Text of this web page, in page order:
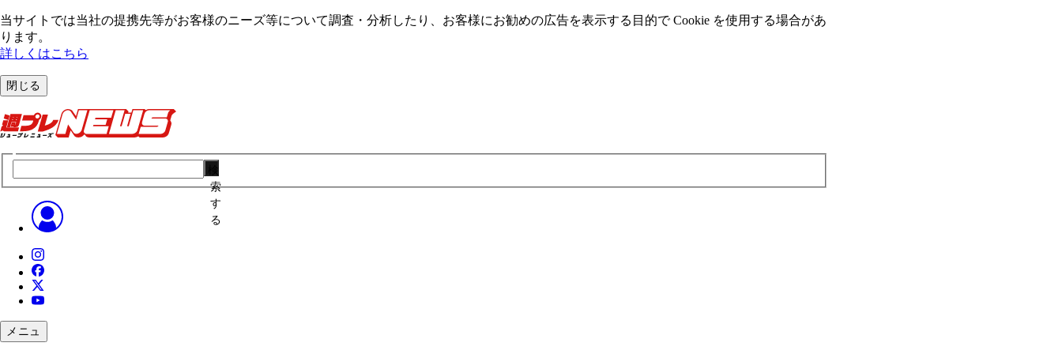
当サイトでは当社の提携先等がお客様のニーズ等について調査・分析したり、お客様にお勧めの広告を表⽰する⽬的で Cookie を使⽤する場合があ
ります。
詳しくはこちら
閉じる
索
す
る
メニュ